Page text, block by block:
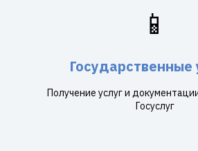
📱
Государственные
Получение услуг и
Госуслуг